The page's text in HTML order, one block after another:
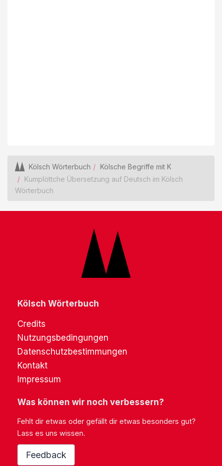
Kölsch Wörterbuch
Kölsche Begriffe mit K
Kumplöttche Übersetzung auf Deutsch im Kölsch
Wörterbuch
Kölsch Wörterbuch
Credits
Nutzungsbedingungen
Datenschutzbestimmungen
Kontakt
Impressum
Was können wir noch verbessern?
Fehlt dir etwas oder gefällt dir etwas besonders gut?
Lass es uns wissen.
Feedback